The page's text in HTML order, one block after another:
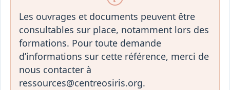
Les ouvrages et documents peuvent être
consultables sur place, notamment lors des
formations. Pour toute demande
d’informations sur cette référence, merci de
nous contacter à
ressources@centreosiris.org.